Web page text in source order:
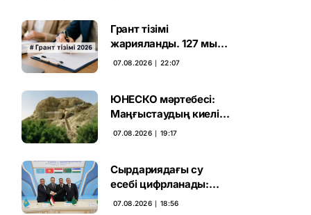
Грант тізімі
жарияланды. 127 мың
талапкердің
07.08.2026 ∣ 22:07
ЮНЕСКО мәртебесі:
Маңғыстаудың киелі
мұрасын қорғаудың
07.08.2026 ∣ 19:17
Сырдариядағы су
есебі цифрланады:
Орталық Азия ортақ
07.08.2026 ∣ 18:56